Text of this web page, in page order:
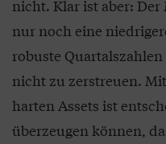
nicht. Klar ist aber:
nur noch eine
robuste
nicht zu zerstreuen.
harten Assets ist
überzeugen können,